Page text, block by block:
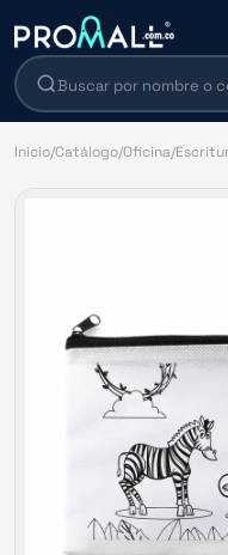
Inicio/Catálogo/Oficina/